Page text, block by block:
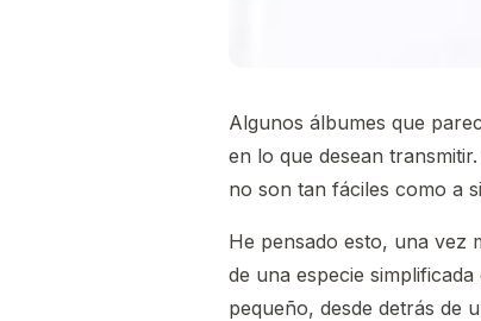
Algunos álbumes que
en lo que desean
no son tan fáciles como a
He pensado esto, una vez
de una especie
pequeño, desde detrás de